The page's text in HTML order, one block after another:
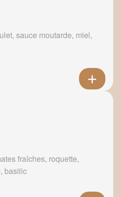
sauce moutarde, miel,
fraîches, roquette,
basilic